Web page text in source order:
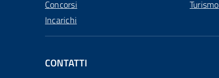
Concorsi
Incarichi
Turismo
CONTATTI